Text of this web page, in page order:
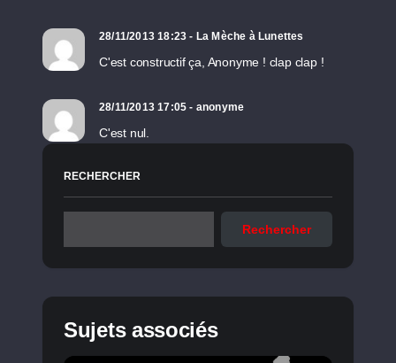
28/11/2013 18:23 - La Mèche à Lunettes
C'est constructif ça, Anonyme ! clap clap !
28/11/2013 17:05 - anonyme
C'est nul.
RECHERCHER
Rechercher
Sujets associés